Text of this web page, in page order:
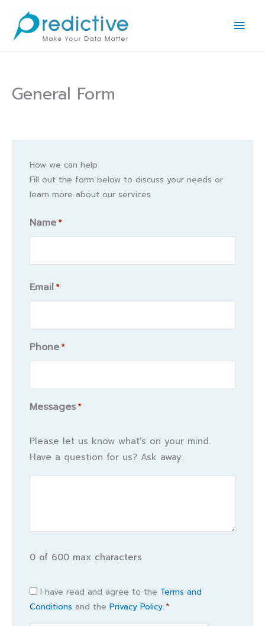
content
General Form
How we can help
Fill out the form below to discuss your needs or
learn more about our services
Name *
Name
Email *
Phone *
Messages *
Please let us know what's on your mind.
Have a question for us? Ask away.
0 of 600 max characters
Consent
*
I have read and agree to the Terms and
Conditions and the Privacy Policy. *